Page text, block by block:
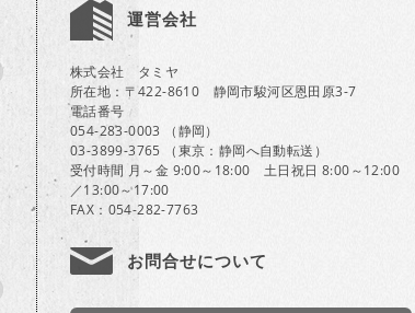
運営会社
株式会社 タミヤ
所在地：〒422-8610 静岡市駿河区恩田原3-7
電話番号
054-283-0003 （静岡）
03-3899-3765 （東京：静岡へ自動転送）
受付時間 月～金 9:00～18:00 土日祝日 8:00～12:00
／13:00～17:00
FAX：054-282-7763
お問合せについて